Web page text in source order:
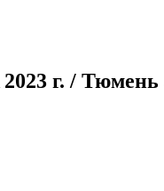
2023 г. / Тюмень